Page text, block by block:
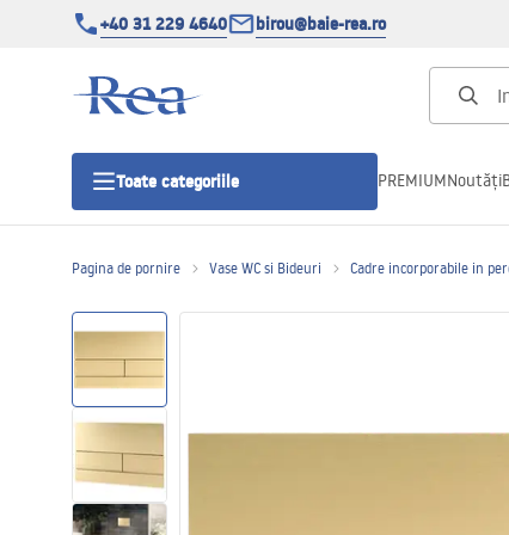
+40 31 229 4640 birou@baie-rea.ro
Toate categoriile
Usi pentru cabine de dus
Cadite de dus
Rigole Liniare
PREMIUMNoutăți
Pagina de pornire Vase WC si Bideuri Cadre incorporabile in